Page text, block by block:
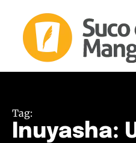
Tag:
Inuyasha: